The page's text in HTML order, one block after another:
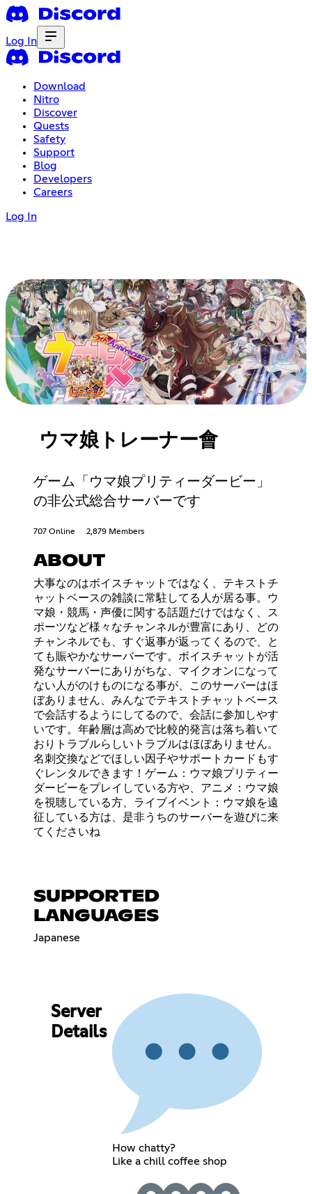
Log In
Download
Nitro
Discover
Quests
Safety
Support
Blog
Developers
Careers
Log In
ウマ娘トレーナー會
ゲーム「ウマ娘プリティーダービー」
の非公式総合サーバーです
707 Online 2,879 Members
ABOUT
大事なのはボイスチャットではなく、テキストチ
ャットベースの雑談に常駐してる人が居る事。ウ
マ娘・競馬・声優に関する話題だけではなく、ス
ポーツなど様々なチャンネルが豊富にあり、どの
チャンネルでも、すぐ返事が返ってくるので、と
ても賑やかなサーバーです。ボイスチャットが活
発なサーバーにありがちな、マイクオンになって
ない人がのけものになる事が、このサーバーはほ
ぼありません、みんなでテキストチャットベース
で会話するようにしてるので、会話に参加しやす
いです。年齢層は高めで比較的発言は落ち着いて
おりトラブルらしいトラブルはほぼありません。
名刺交換などでほしい因子やサポートカードもす
ぐレンタルできます！ゲーム：ウマ娘プリティー
ダービーをプレイしている方や、アニメ：ウマ娘
を視聴している方、ライブイベント：ウマ娘を遠
征している方は、是非うちのサーバーを遊びに来
てくださいね
SUPPORTED
LANGUAGES
Japanese
Server
Details
How chatty?
Like a chill coffee shop